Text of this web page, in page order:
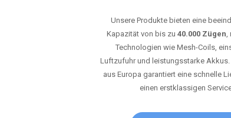
Unsere Produkte bieten eine
Kapazität von bis zu 40.000 Zügen,
Technologien wie Mesh-Coils,
Luftzufuhr und leistungsstarke Akkus.
aus Europa garantiert eine schnelle
einen erstklassigen